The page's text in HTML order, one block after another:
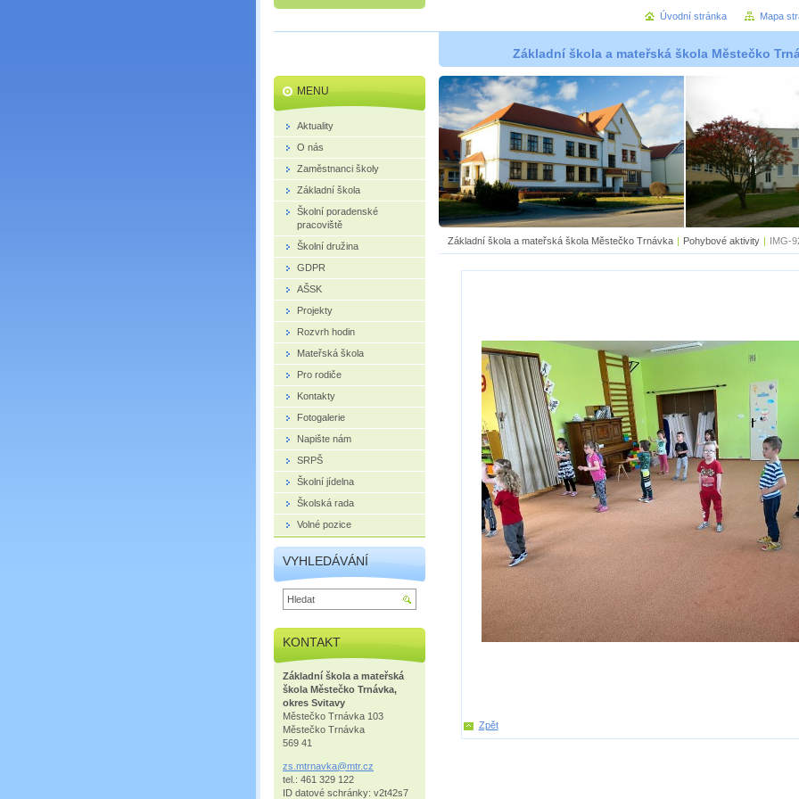
Základní škola a mateřská škola Městečko
Základní škola a mateřská škola Městečko Trnávka | Pohybové aktivity | IMG-
Zpět
MENU
Aktuality
O nás
Zaměstnanci školy
Základní škola
Školní poradenské
pracoviště
Školní družina
GDPR
AŠSK
Projekty
Rozvrh hodin
Mateřská škola
Pro rodiče
Kontakty
Fotogalerie
Napište nám
SRPŠ
Školní jídelna
Školská rada
Volné pozice
VYHLEDÁVÁNÍ
KONTAKT
Základní škola a mateřská
škola Městečko Trnávka,
okres Svitavy
Městečko Trnávka 103
Městečko Trnávka
569 41
zs.mtrnavka@mtr.cz
tel.: 461 329 122
ID datové schránky: v2t42s7
Úvodní stránka Mapa